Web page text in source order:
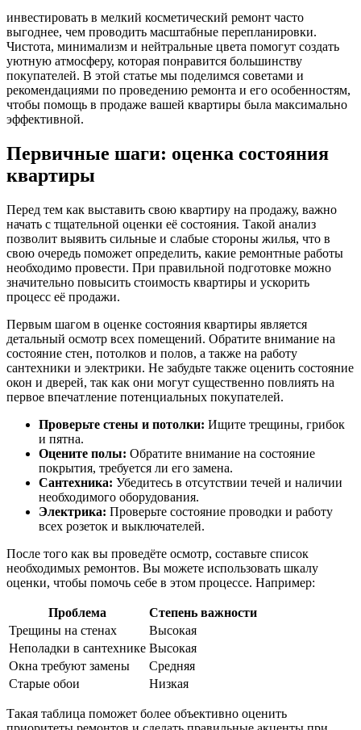
инвестировать в мелкий косметический ремонт часто
выгоднее, чем проводить масштабные перепланировки.
Чистота, минимализм и нейтральные цвета помогут создать
уютную атмосферу, которая понравится большинству
покупателей. В этой статье мы поделимся советами и
рекомендациями по проведению ремонта и его особенностям,
чтобы помощь в продаже вашей квартиры была максимально
эффективной.
Первичные шаги: оценка состояния
квартиры
Перед тем как выставить свою квартиру на продажу, важно
начать с тщательной оценки её состояния. Такой анализ
позволит выявить сильные и слабые стороны жилья, что в
свою очередь поможет определить, какие ремонтные работы
необходимо провести. При правильной подготовке можно
значительно повысить стоимость квартиры и ускорить
процесс её продажи.
Первым шагом в оценке состояния квартиры является
детальный осмотр всех помещений. Обратите внимание на
состояние стен, потолков и полов, а также на работу
сантехники и электрики. Не забудьте также оценить состояние
окон и дверей, так как они могут существенно повлиять на
первое впечатление потенциальных покупателей.
Проверьте стены и потолки: Ищите трещины, грибок
и пятна.
Оцените полы: Обратите внимание на состояние
покрытия, требуется ли его замена.
Сантехника: Убедитесь в отсутствии течей и наличии
необходимого оборудования.
Электрика: Проверьте состояние проводки и работу
всех розеток и выключателей.
После того как вы проведёте осмотр, составьте список
необходимых ремонтов. Вы можете использовать шкалу
оценки, чтобы помочь себе в этом процессе. Например:
Проблема
Степень важности
Трещины на стенах
Высокая
Неполадки в сантехнике Высокая
Окна требуют замены
Средняя
Старые обои
Низкая
Такая таблица поможет более объективно оценить